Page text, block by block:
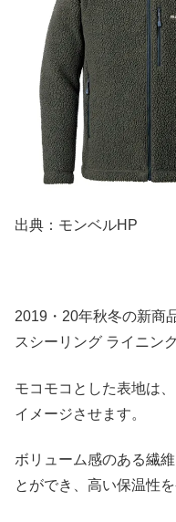
出典：モンベルHP
2019・20年秋冬の新商
スシーリング ライニン
モコモコとした表地は
イメージさせます。
ボリューム感のある繊
とができ、高い保温性を